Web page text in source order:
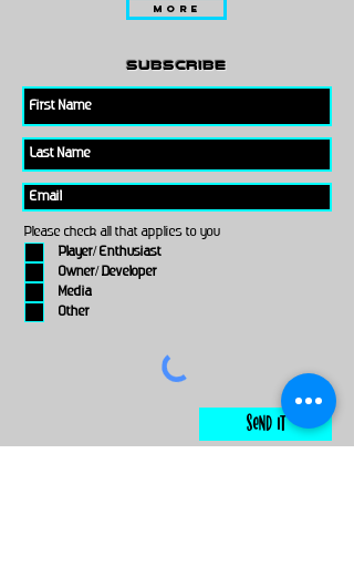
MORE
subscribe
Please check all that applies to you
Player/ Enthusiast
Owner/ Developer
Media
Other
Send It